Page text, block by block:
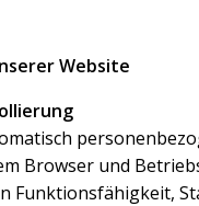
Website
Browser und
Funktionsfähigkeit,